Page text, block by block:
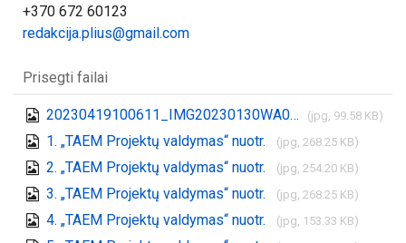
+370 672 60123
redakcija.plius@gmail.com
Prisegti failai
20230419100611_IMG20230130WA000212Copy.jpg (jpg, 99.58 KB)
1. „TAEM Projektų valdymas“ nuotr. (jpg, 268.25 KB)
2. „TAEM Projektų valdymas“ nuotr. (jpg, 254.20 KB)
3. „TAEM Projektų valdymas“ nuotr. (jpg, 268.25 KB)
4. „TAEM Projektų valdymas“ nuotr. (jpg, 153.33 KB)